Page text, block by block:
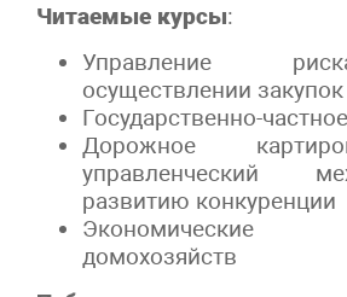
Читаемые курсы:
Управление
осуществлении закупок
Государственно-
Дорожное
управленческий
развитию конкуренции
Экономические
домохозяйств